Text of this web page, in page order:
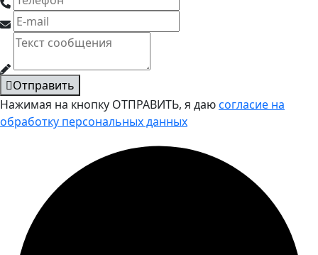
Отправить
Нажимая на кнопку ОТПРАВИТЬ, я даюсогласие на
обработку персональных данных